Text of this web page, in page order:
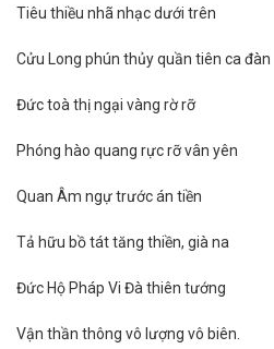
Tiêu thiều nhã nhạc dưới trên
Cửu Long phún thủy quần tiên ca đàn
Đức toà thị ngại vàng rờ rỡ
Phóng hào quang rực rỡ vân yên
Quan Âm ngự trước án tiền
Tả hữu bồ tát tăng thiền, già na
Đức Hộ Pháp Vi Đà thiên tướng
Vận thần thông vô lượng vô biên.